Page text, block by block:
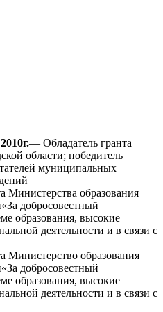
— Обладатель гранта
области; победитель
муниципальных
Министерства образования
добросовестный
образования, высокие
деятельности и в связи с
Министерство образования
добросовестный
образования, высокие
деятельности и в связи с